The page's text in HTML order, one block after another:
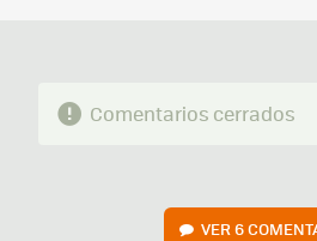
Comentarios cerrados
VER6